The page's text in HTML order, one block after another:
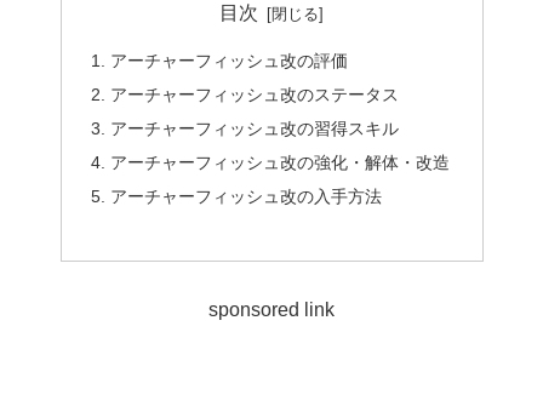
目次
アーチャーフィッシュ改の評価
アーチャーフィッシュ改のステータス
アーチャーフィッシュ改の習得スキル
アーチャーフィッシュ改の強化・解体・改造
アーチャーフィッシュ改の入手方法
sponsored link